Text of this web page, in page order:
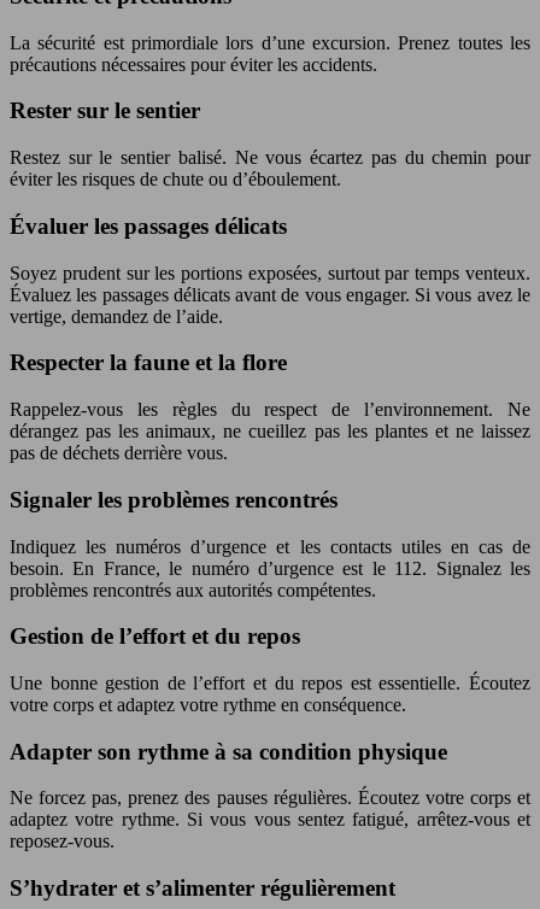
La sécurité est primordiale lors d’une excursion. Prenez toutes les
précautions nécessaires pour éviter les accidents.
Rester sur le sentier
Restez sur le sentier balisé. Ne vous écartez pas du chemin pour
éviter les risques de chute ou d’éboulement.
Évaluer les passages délicats
Soyez prudent sur les portions exposées, surtout par temps venteux.
Évaluez les passages délicats avant de vous engager. Si vous avez le
vertige, demandez de l’aide.
Respecter la faune et la flore
Rappelez-vous les règles du respect de l’environnement. Ne
dérangez pas les animaux, ne cueillez pas les plantes et ne laissez
pas de déchets derrière vous.
Signaler les problèmes rencontrés
Indiquez les numéros d’urgence et les contacts utiles en cas de
besoin. En France, le numéro d’urgence est le 112. Signalez les
problèmes rencontrés aux autorités compétentes.
Gestion de l’effort et du repos
Une bonne gestion de l’effort et du repos est essentielle. Écoutez
votre corps et adaptez votre rythme en conséquence.
Adapter son rythme à sa condition physique
Ne forcez pas, prenez des pauses régulières. Écoutez votre corps et
adaptez votre rythme. Si vous vous sentez fatigué, arrêtez-vous et
reposez-vous.
S’hydrater et s’alimenter régulièrement